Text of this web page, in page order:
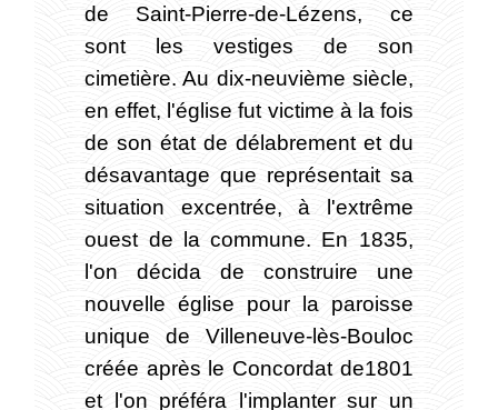
de Saint-Pierre-de-Lézens, ce
sont les vestiges de son
cimetière. Au dix-neuvième siècle,
en effet, l'église fut victime à la fois
de son état de délabrement et du
désavantage que représentait sa
situation excentrée, à l'extrême
ouest de la commune. En 1835,
l'on décida de construire une
nouvelle église pour la paroisse
unique de Villeneuve-lès-Bouloc
créée après le Concordat de1801
et l'on préféra l'implanter sur un